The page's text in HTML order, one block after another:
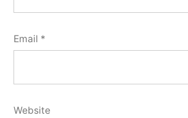
Email *
Website